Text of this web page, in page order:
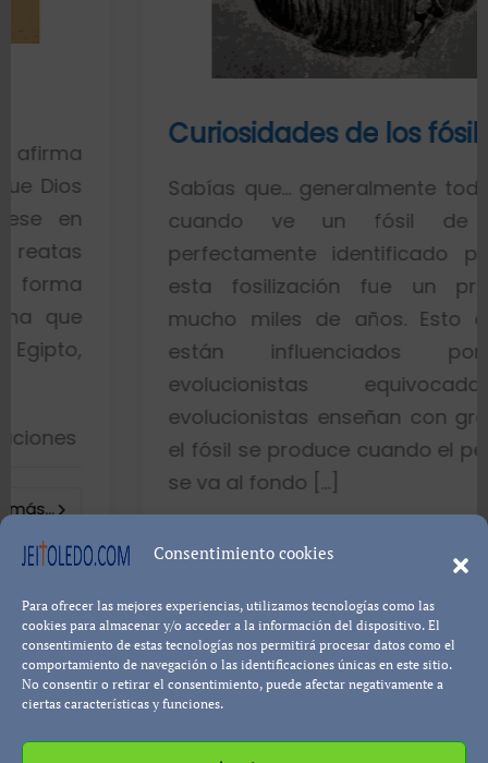
Consentimiento cookies
Para ofrecer las mejores experiencias, utilizamos tecnologías como las
cookies para almacenar y/o acceder a la información del dispositivo. El
consentimiento de estas tecnologías nos permitirá procesar datos como el
comportamiento de navegación o las identificaciones únicas en este sitio.
No consentir o retirar el consentimiento, puede afectar negativamente a
ciertas características y funciones.
Curiosidades de los fósiles
Sabías que… generalmente toda la
cuando ve un fósil de un
perfectamente identificado piensa
esta fosilización fue un proceso
mucho miles de años. Esto es
están influenciados por
evolucionistas equivocadas.
evolucionistas enseñan con gráficos
el fósil se produce cuando el pez muere
se va al fondo […]
Pablo Blanco Leer más...